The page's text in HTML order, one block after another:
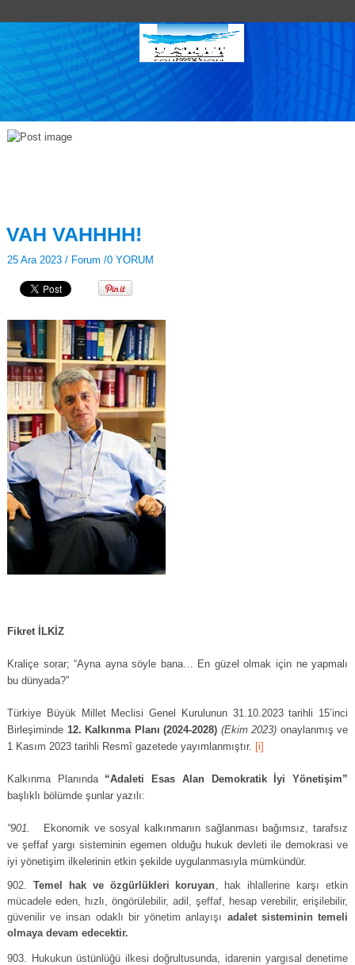
VAH VAHHHH!
25 Ara 2023 / Forum /0 YORUM
Fikret İLKİZ
Kraliçe sorar; “Ayna ayna söyle bana… En güzel olmak için ne yapmalı
bu dünyada?”
Türkiye Büyük Millet Meclisi Genel Kurulunun 31.10.2023 tarihli 15’inci
Birleşiminde 12. Kalkınma Planı (2024-2028) (Ekim 2023) onaylanmış ve
1 Kasım 2023 tarihli Resmî gazetede yayımlanmıştır. [i]
Kalkınma Planında “Adaleti Esas Alan Demokratik İyi Yönetişim”
başlıklı bölümde şunlar yazılı:
“901.
Ekonomik ve sosyal kalkınmanın sağlanması bağımsız, tarafsız
ve şeffaf yargı sisteminin egemen olduğu hukuk devleti ile demokrasi ve
iyi yönetişim ilkelerinin etkin şekilde uygulanmasıyla mümkündür.
Temel hak ve özgürlükleri koruyan, hak ihlallerine karşı etkin
mücadele eden, hızlı, öngörülebilir, adil, şeffaf, hesap verebilir, erişilebilir,
güvenilir ve insan odaklı bir yönetim anlayışı adalet sisteminin temeli
olmaya devam edecektir.
Hukukun üstünlüğü ilkesi doğrultusunda, idarenin yargısal denetime